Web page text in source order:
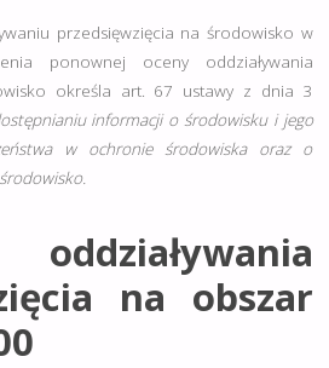
przedsięwzięcia na środowisko w
ponownej oceny oddziaływania
określa art. 67 ustawy z dnia 3
informacji o środowisku i jego
w ochronie środowiska oraz o
na obszar